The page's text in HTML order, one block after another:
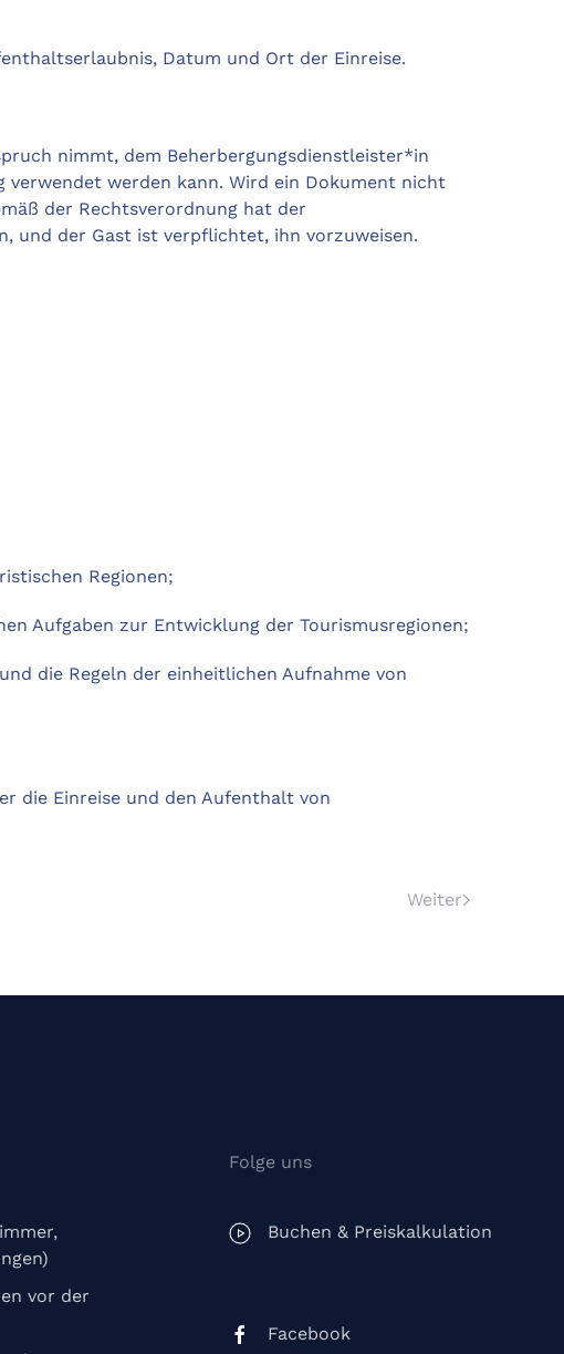
Datum und Ort der Einreise.
nimmt, dem Beherbergungsdienstleister*in
verwendet werden kann. Wird ein Dokument nicht
der Rechtsverordnung hat der
und der Gast ist verpflichtet, ihn vorzuweisen.
Regionen;
Aufgaben zur Entwicklung der Tourismusregionen;
die Regeln der einheitlichen Aufnahme von
die Einreise und den Aufenthalt von
Weiter
vor der
Folge uns
Buchen & Preiskalkulation
Facebook